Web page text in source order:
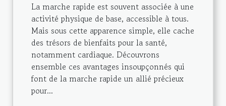
La marche rapide est souvent associée à une
activité physique de base, accessible à tous.
Mais sous cette apparence simple, elle cache
des trésors de bienfaits pour la santé,
notamment cardiaque. Découvrons
ensemble ces avantages insoupçonnés qui
font de la marche rapide un allié précieux
pour...